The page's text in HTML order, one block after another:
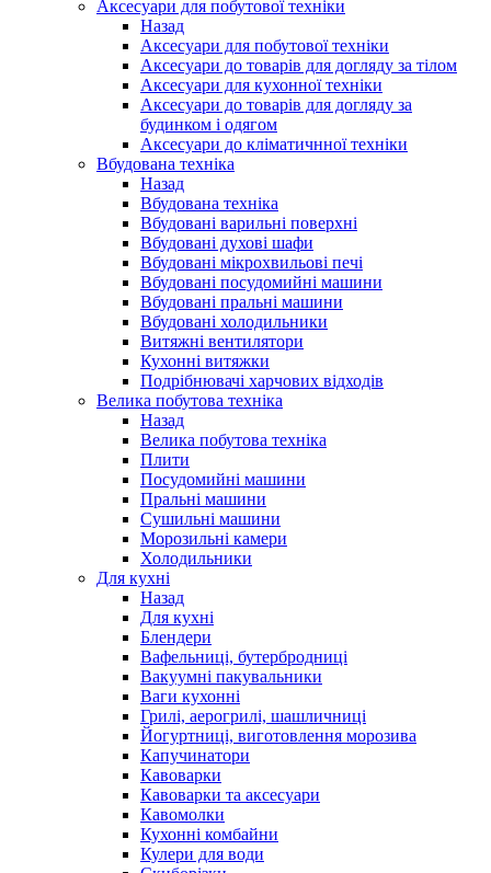
Аксесуари для побутової техніки
Назад
Аксесуари для побутової техніки
Аксесуари до товарів для догляду за тілом
Аксесуари для кухонної техніки
Аксесуари до товарів для догляду за
будинком і одягом
Аксесуари до кліматичнної техніки
Вбудована техніка
Назад
Вбудована техніка
Вбудовані варильні поверхні
Вбудовані духові шафи
Вбудовані мікрохвильові печі
Вбудовані посудомийні машини
Вбудовані пральні машини
Вбудовані холодильники
Витяжні вентилятори
Кухонні витяжки
Подрібнювачі харчових відходів
Велика побутова техніка
Назад
Велика побутова техніка
Плити
Посудомийні машини
Пральні машини
Сушильні машини
Морозильні камери
Холодильники
Для кухні
Назад
Для кухні
Блендери
Вафельниці, бутербродниці
Вакуумні пакувальники
Ваги кухонні
Грилі, аерогрилі, шашличниці
Йогуртниці, виготовлення морозива
Капучинатори
Кавоварки
Кавоварки та аксесуари
Кавомолки
Кухонні комбайни
Кулери для води